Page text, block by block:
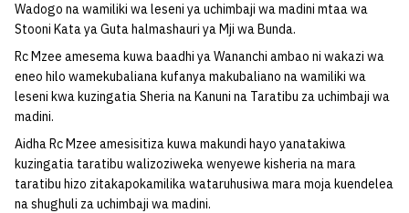
Wadogo na wamiliki wa leseni ya uchimbaji wa madini mtaa wa
Stooni Kata ya Guta halmashauri ya Mji wa Bunda.
Rc Mzee amesema kuwa baadhi ya Wananchi ambao ni wakazi wa
eneo hilo wamekubaliana kufanya makubaliano na wamiliki wa
leseni kwa kuzingatia Sheria na Kanuni na Taratibu za uchimbaji wa
madini.
Aidha Rc Mzee amesisitiza kuwa makundi hayo yanatakiwa
kuzingatia taratibu walizoziweka wenyewe kisheria na mara
taratibu hizo zitakapokamilika wataruhusiwa mara moja kuendelea
na shughuli za uchimbaji wa madini.